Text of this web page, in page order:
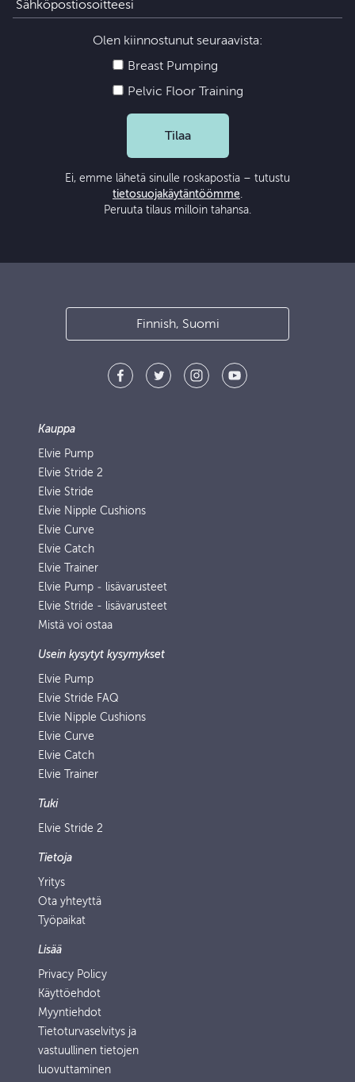
Olen kiinnostunut seuraavista:
Breast Pumping
Pelvic Floor Training
Tilaa
Ei, emme lähetä sinulle roskapostia – tutustu
tietosuojakäytäntöömme.
Peruuta tilaus milloin tahansa.
Finnish, Suomi
Kauppa
Elvie Pump
Elvie Stride 2
Elvie Stride
Elvie Nipple Cushions
Elvie Curve
Elvie Catch
Elvie Trainer
Elvie Pump ‑ lisävarusteet
Elvie Stride - lisävarusteet
Mistä voi ostaa
Usein kysytyt kysymykset
Elvie Pump
Elvie Stride FAQ
Elvie Nipple Cushions
Elvie Curve
Elvie Catch
Elvie Trainer
Tuki
Elvie Stride 2
Tietoja
Yritys
Ota yhteyttä
Työpaikat
Lisää
Privacy Policy
Käyttöehdot
Myyntiehdot
Tietoturvaselvitys ja
vastuullinen tietojen
luovuttaminen